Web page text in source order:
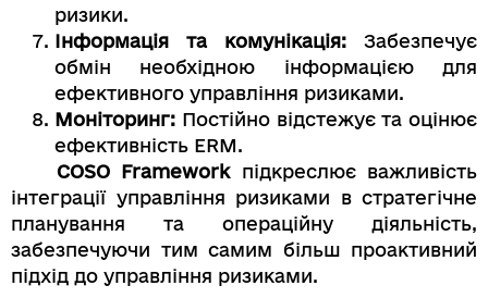
ризики.
Інформація та комунікація: Забезпечує
обмін необхідною інформацією для
ефективного управління ризиками.
Моніторинг: Постійно відстежує та оцінює
ефективність ERM.
COSO Frameworkпідкреслює важливість
інтеграції управління ризиками в стратегічне
планування та операційну діяльність,
забезпечуючи тим самим більш проактивний
підхід до управління ризиками.